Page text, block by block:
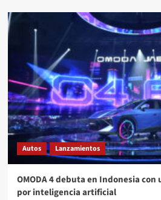
Autos Lanzamientos
OMODA 4 debuta en Indonesia
por inteligencia artificial